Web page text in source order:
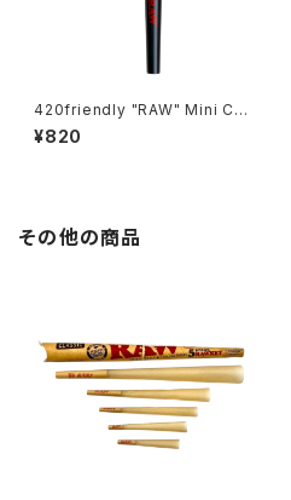
420friendly "RAW" Mini Co
ne Creator（ロウ ミニ コーン
クリエーター）／正規品
¥820
その他の商品